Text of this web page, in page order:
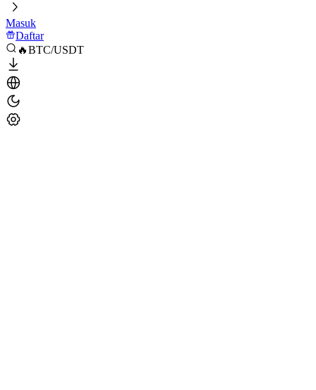
Masuk
Daftar
🔥BTC/USDT